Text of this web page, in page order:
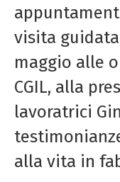
visita
maggio alle
CGIL, alla
lavoratrici
alla vita in